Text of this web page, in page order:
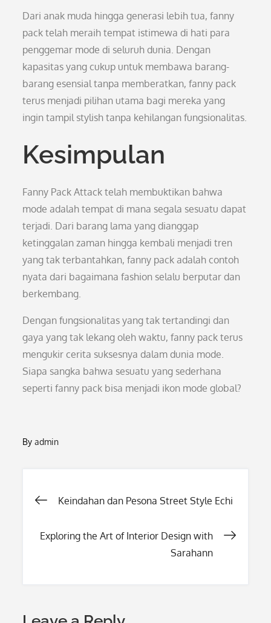
Dari anak muda hingga generasi lebih tua, fanny
pack telah meraih tempat istimewa di hati para
penggemar mode di seluruh dunia. Dengan
kapasitas yang cukup untuk membawa barang-
barang esensial tanpa memberatkan, fanny pack
terus menjadi pilihan utama bagi mereka yang
ingin tampil stylish tanpa kehilangan fungsionalitas.
Kesimpulan
Fanny Pack Attack telah membuktikan bahwa
mode adalah tempat di mana segala sesuatu dapat
terjadi. Dari barang lama yang dianggap
ketinggalan zaman hingga kembali menjadi tren
yang tak terbantahkan, fanny pack adalah contoh
nyata dari bagaimana fashion selalu berputar dan
berkembang.
Dengan fungsionalitas yang tak tertandingi dan
gaya yang tak lekang oleh waktu, fanny pack terus
mengukir cerita suksesnya dalam dunia mode.
Siapa sangka bahwa sesuatu yang sederhana
seperti fanny pack bisa menjadi ikon mode global?
Byadmin
Post
navigation
Keindahan dan Pesona Street Style Echi
Exploring the Art of Interior Design with
Sarahann